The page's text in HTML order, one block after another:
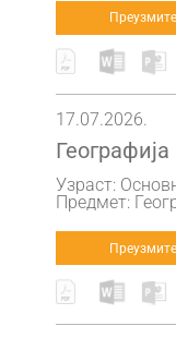
17.07.2026.
Узраст:
Предмет: